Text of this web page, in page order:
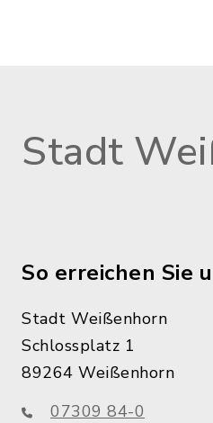
Stadt
So erreichen Sie
Stadt Weißenhorn
Schlossplatz 1
89264 Weißenhorn
07309 84-0